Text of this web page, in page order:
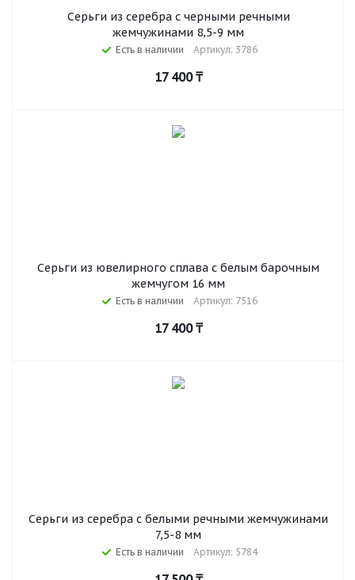
Серьги из серебра с черными речными
жемчужинами 8,5-9 мм
Есть в наличии Артикул: 3786
17 400₸
Серьги из ювелирного сплава с белым барочным
жемчугом 16 мм
Есть в наличии Артикул: 7516
17 400₸
Серьги из серебра c белыми речными жемчужинами
7,5-8 мм
Есть в наличии Артикул: 5784